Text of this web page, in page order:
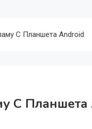
С Планшета Android
С Планшета